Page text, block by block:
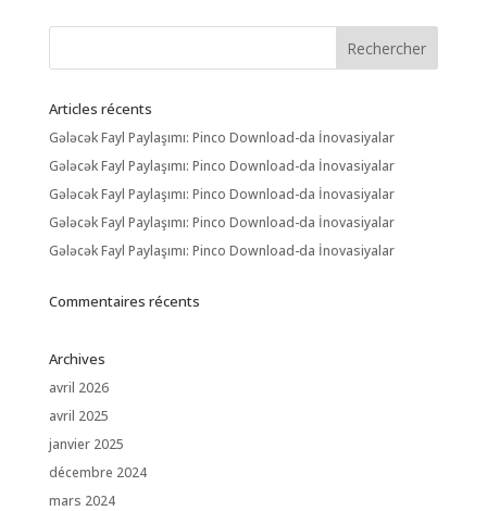
Articles récents
Gələcək Fayl Paylaşımı: Pinco Download-da İnovasiyalar
Gələcək Fayl Paylaşımı: Pinco Download-da İnovasiyalar
Gələcək Fayl Paylaşımı: Pinco Download-da İnovasiyalar
Gələcək Fayl Paylaşımı: Pinco Download-da İnovasiyalar
Gələcək Fayl Paylaşımı: Pinco Download-da İnovasiyalar
Commentaires récents
Archives
avril 2026
avril 2025
janvier 2025
décembre 2024
mars 2024